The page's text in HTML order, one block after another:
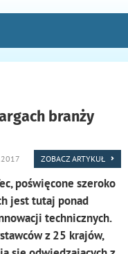
branży
ZOBACZ ARTYKUŁ
poświęcone szeroko
jest tutaj ponad
technicznych.
z 25 krajów,